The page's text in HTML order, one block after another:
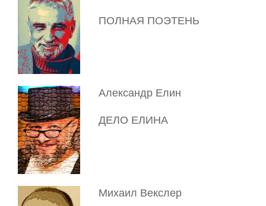
ПОЛНАЯ ПОЭТЕНЬ
Александр Елин
ДЕЛО ЕЛИНА
Михаил Векслер